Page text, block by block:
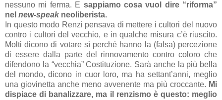
nessuno mi ferma. E sappiamo cosa vuol dire “riforma”
nel new-speak neoliberista.
In questo modo Renzi pensava di mettere i cultori del nuovo
contro i cultori del vecchio, e in qualche misura c’è riuscito.
Molti dicono di votare sì perché hanno la (falsa) percezione
di essere dalla parte del rinnovamento contro coloro che
difendono la “vecchia” Costituzione. Sarà anche la più bella
del mondo, dicono in cuor loro, ma ha settant’anni, meglio
una giovinetta anche meno avvenente ma più croccante. Mi
dispiace di banalizzare, ma il renzismo è questo: meglio